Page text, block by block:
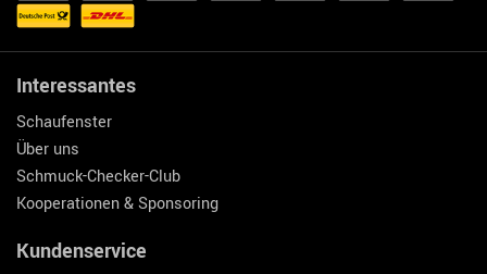
Interessantes
Schaufenster
Über uns
Schmuck-Checker-Club
Kooperationen & Sponsoring
Kundenservice